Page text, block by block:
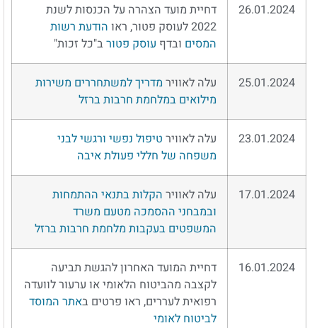
26.01.2024
דחיית מועד הצהרה על הכנסות לשנת
2022 לעוסק פטור, ראו
הודעת רשות
המסים ובדף עוסק פטורב"כל זכות"
25.01.2024 עלה לאוויר מדריך למשתחררים משירות
מילואים במלחמת חרבות ברזל
23.01.2024 עלה לאוויר טיפול נפשי ורגשי לבני
משפחה של חללי פעולת איבה
17.01.2024 עלה לאוויר הקלות בתנאי ההתמחות
ובמבחני ההסמכה מטעם משרד
המשפטים בעקבות מלחמת חרבות ברזל
16.01.2024
דחיית המועד האחרון להגשת תביעה
לקצבה מהביטוח הלאומי או ערעור לוועדה
רפואית לעררים, ראו פרטים באתר המוסד
לביטוח לאומי